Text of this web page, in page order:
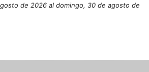
de 2026 al domingo, 30 de agosto de